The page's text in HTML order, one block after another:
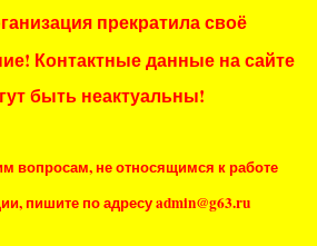
прекратила своё
Контактные данные на сайте
быть неактуальны!
вопросам, не относящимся к работе
пишите по адресу admin@g63.ru